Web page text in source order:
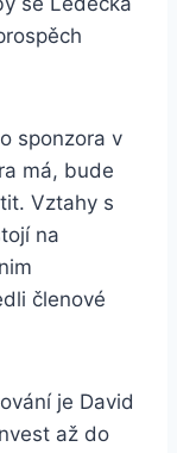
sponzora v
má, bude
Vztahy s
na
členové
je David
až do